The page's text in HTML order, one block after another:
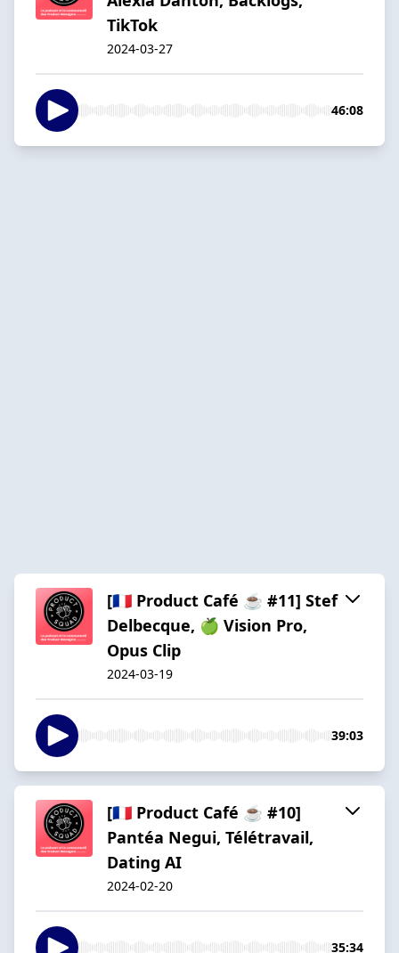
TikTok
2024-03-27
46:08
[🇫🇷 Product Café ☕️ #11] Stef
Delbecque, 🍏 Vision Pro,
Opus Clip
2024-03-19
39:03
[🇫🇷 Product Café ☕️ #10]
Pantéa Negui, Télétravail,
Dating AI
2024-02-20
35:34